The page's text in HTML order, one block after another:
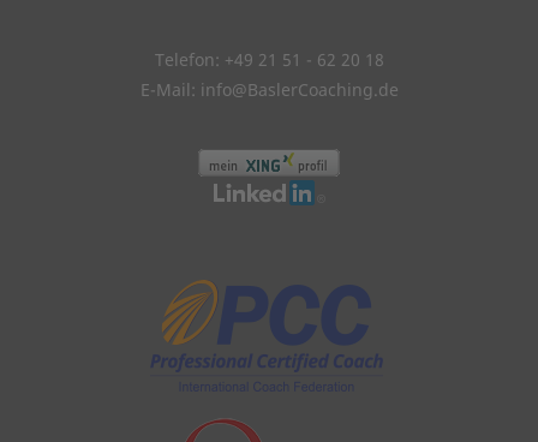
Telefon: +49 21 51 - 62 20 18
E-Mail: info@BaslerCoaching.de